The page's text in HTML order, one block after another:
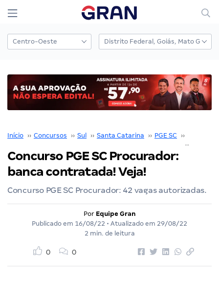
Início ›› Concursos ›› Sul ›› Santa Catarina ›› PGE SC ››
Concurso PGE SC Procurador:
banca contratada! Veja!
Concurso PGE SC Procurador: 42 vagas autorizadas.
Por Equipe Gran
Publicado em 16/08/22 • Atualizado em 29/08/22
2 min. de leitura
0 0